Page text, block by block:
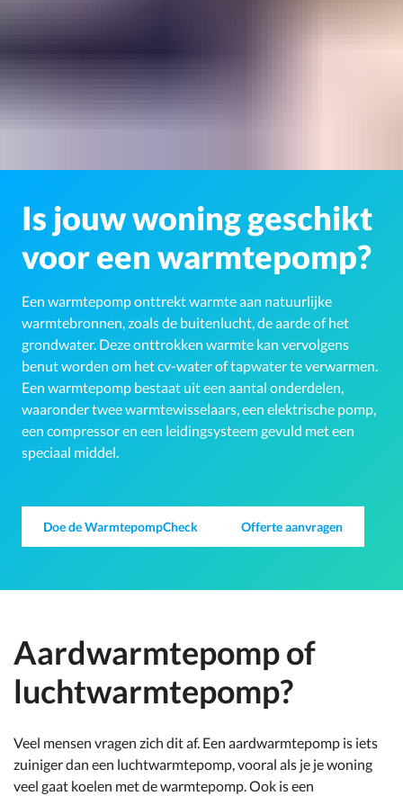
Is jouw woning geschikt
voor een warmtepomp?
Een warmtepomp onttrekt warmte aan natuurlijke
warmtebronnen, zoals de buitenlucht, de aarde of het
grondwater. Deze onttrokken warmte kan vervolgens
benut worden om het cv-water of tapwater te verwarmen.
Een warmtepomp bestaat uit een aantal onderdelen,
waaronder twee warmtewisselaars, een elektrische pomp,
een compressor en een leidingsysteem gevuld met een
speciaal middel.
Doe de WarmtepompCheck Offerte aanvragen
Aardwarmtepomp of
luchtwarmtepomp?
Veel mensen vragen zich dit af. Een aardwarmtepomp is iets
zuiniger dan een luchtwarmtepomp, vooral als je je woning
veel gaat koelen met de warmtepomp. Ook is een